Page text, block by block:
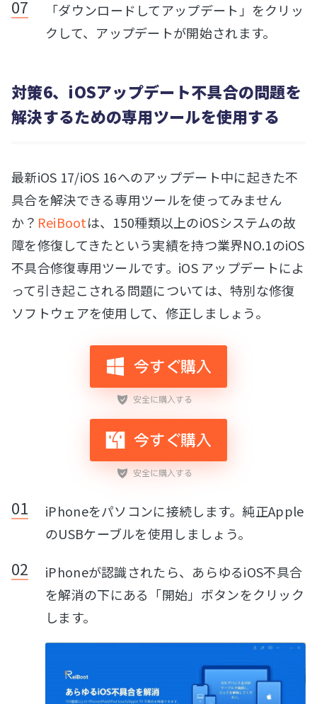
「ダウンロードしてアップデート」をクリッ
クして、アップデートが開始されます。
対策6、iOSアップデート不具合の問題を
解決するための専用ツールを使用する
最新iOS 17/iOS 16へのアップデート中に起きた不
具合を解決できる専用ツールを使ってみません
か？ ReiBootは、150種類以上のiOSシステムの故
障を修復してきたという実績を持つ業界NO.1のiOS
不具合修復専用ツールです。iOS アップデートによ
って引き起こされる問題については、特別な修復
ソフトウェアを使用して、修正しましょう。
iPhoneをパソコンに接続します。純正Apple
のUSBケーブルを使用しましょう。
iPhoneが認識されたら、あらゆるiOS不具合
を解消の下にある「開始」ボタンをクリック
します。